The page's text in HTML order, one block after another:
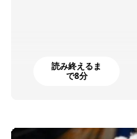
読み終えるま
で8分